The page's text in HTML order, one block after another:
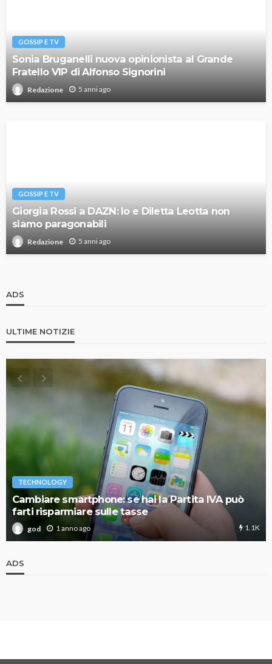
GOSSIP E TV
Sonia Bruganelli nuova opinionista al Grande
Fratello VIP di Alfonso Signorini
Redazione 5 anni ago
GOSSIP E TV
Giorgia Rossi a DAZN: Io e Diletta Leotta non
siamo paragonabili
Redazione 5 anni ago
ADS
ULTIME NOTIZIE
TECHNOLOGY
Cambiare smartphone: se hai la Partita IVA può
farti risparmiare sulle tasse
god 1 anno ago 1.1K
ADS